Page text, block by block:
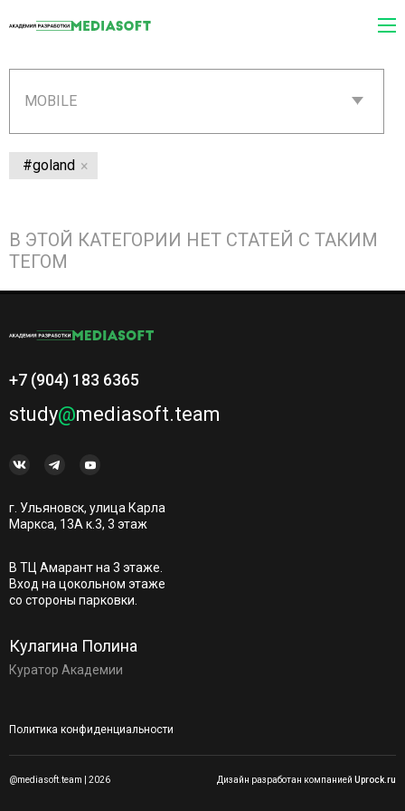
MOBILE
#goland
В ЭТОЙ КАТЕГОРИИ НЕТ СТАТЕЙ С ТАКИМ
ТЕГОМ
+7 (904) 183 6365
study@mediasoft.team
г. Ульяновск, улица Карла
Маркса, 13А к.3, 3 этаж
В ТЦ Амарант на 3 этаже.
Вход на цокольном этаже
со стороны парковки.
Кулагина Полина
Куратор Академии
@mediasoft.team | 2026
Политика конфиденциальности
Дизайн разработан компанией Uprock.ru